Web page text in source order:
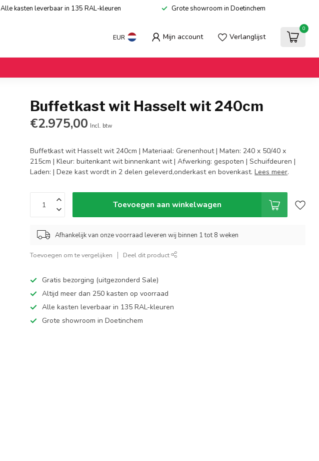
Alle kasten leverbaar in 135 RAL-kleuren Grote showroom in Doetinchem
EUR Mijn account Verlanglijst
0
Buffetkast wit Hasselt wit 240cm
€2.975,00 Incl. btw
Buffetkast wit Hasselt wit 240cm | Materiaal: Grenenhout | Maten: 240 x 50/40 x
215cm | Kleur: buitenkant wit binnenkant wit | Afwerking: gespoten | Schuifdeuren |
Laden: | Deze kast wordt in 2 delen geleverd,onderkast en bovenkast.Lees meer.
Toevoegen aan winkelwagen
Afhankelijk van onze voorraad leveren wij binnen 1 tot 8 weken
Toevoegen om te vergelijken Deel dit product
Gratis bezorging (uitgezonderd Sale)
Altijd meer dan 250 kasten op voorraad
Alle kasten leverbaar in 135 RAL-kleuren
Grote showroom in Doetinchem